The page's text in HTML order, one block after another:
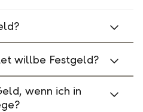
willbe Festgeld?
wenn ich in